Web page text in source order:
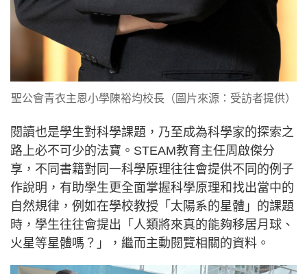
聖公會青衣主恩小學陳裕均校長（圖片來源：受訪者提供）
閱讀也是學生對科學課題，乃至成為科學家的探索之
路上必不可少的法寶。STEAM教育主任周啟傑分
享，不同書籍對同一科學原理往往會提供不同的例子
作說明，有助學生更全面掌握科學原理和找出當中的
自然規律，例如在學校教授「太陽系的星體」的課題
時，學生往往會提出「人類將來真的能夠移居月球、
火星等星體嗎？」，繼而主動閱覽相關的資料。